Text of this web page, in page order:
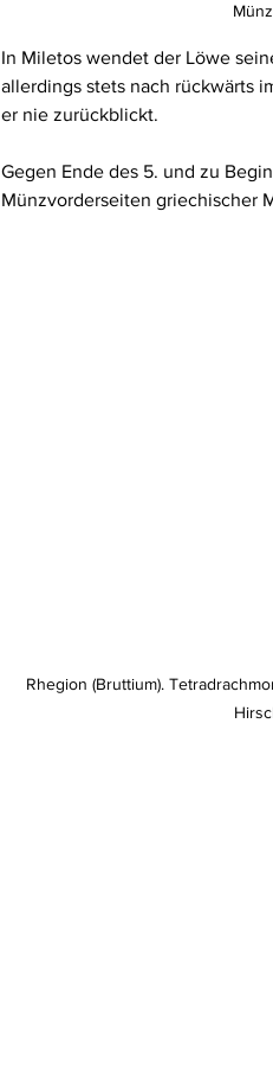
In Miletos wendet der Löwe
allerdings stets nach rückwärts
er nie zurückblickt.
Gegen Ende des 5. und zu
Münzvorderseiten griechischer
Rhegion (Bruttium).